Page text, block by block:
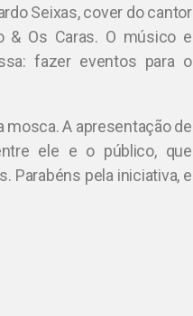
Seixas, cover do cantor
& Os Caras. O músico e
fazer eventos para o
mosca. A apresentação de
ele e o público, que
Parabéns pela iniciativa, e